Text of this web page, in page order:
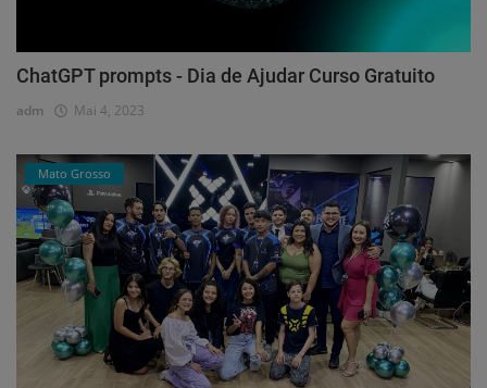
ChatGPT prompts - Dia de Ajudar Curso Gratuito
adm Mai 4, 2023
Mato Grosso